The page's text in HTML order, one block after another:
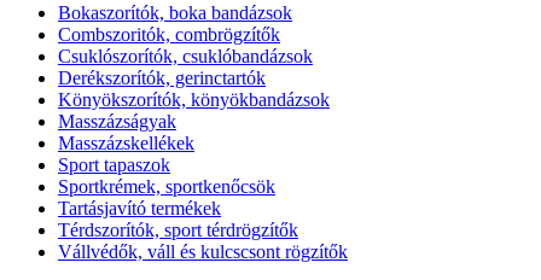
Bokaszorítók, boka bandázsok
Combszoritók, combrögzítők
Csuklószorítók, csuklóbandázsok
Derékszorítók, gerinctartók
Könyökszorítók, könyökbandázsok
Masszázságyak
Masszázskellékek
Sport tapaszok
Sportkrémek, sportkenőcsök
Tartásjavító termékek
Térdszorítók, sport térdrögzítők
Vállvédők, váll és kulcscsont rögzítők